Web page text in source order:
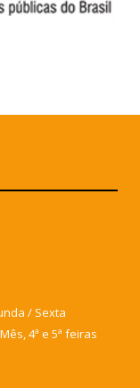
/ Sexta
4ª e 5ª feiras